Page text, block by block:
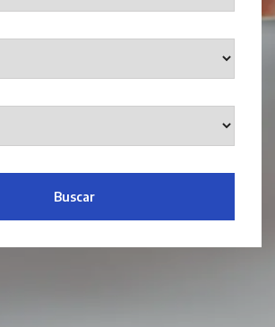
Buscar